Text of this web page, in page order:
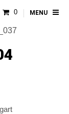
0 MENU